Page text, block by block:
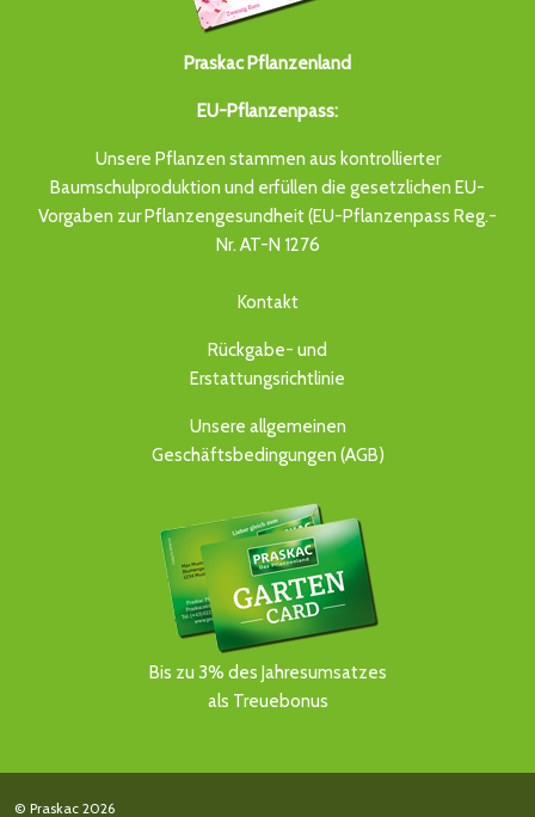
Praskac Pflanzenland
EU-Pflanzenpass:
Unsere Pflanzen stammen aus kontrollierter
Baumschulproduktion und erfüllen die gesetzlichen EU-
Vorgaben zur Pflanzengesundheit (EU-Pflanzenpass Reg.-
Nr. AT-N 1276
Kontakt
Rückgabe- und
Erstattungsrichtlinie
Unsere allgemeinen
Geschäftsbedingungen (AGB)
Bis zu 3% des Jahresumsatzes
als Treuebonus
© Praskac 2026